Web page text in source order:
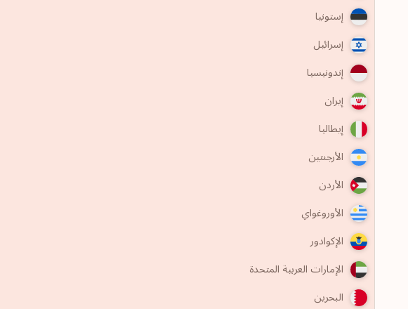
إستونيا
إسرائيل
إندونيسيا
إيران
إيطاليا
الأرجنتين
الأردن
الأوروغواي
الإكوادور
الإمارات العربية المتحدة
البحرين